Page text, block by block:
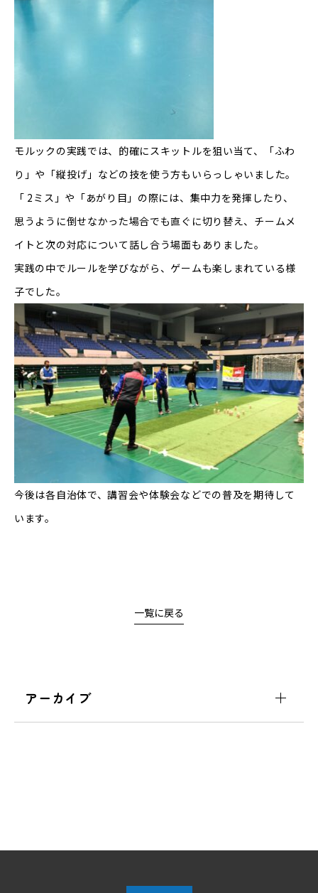
モルックの実践では、的確にスキットルを狙い当て、「ふわ
り」や「縦投げ」などの技を使う方もいらっしゃいました。
「 2ミス」や「あがり目」の際には、集中力を発揮したり、
思うように倒せなかった場合でも直ぐに切り替え、チームメ
イトと次の対応について話し合う場面もありました。
実践の中でルールを学びながら、ゲームも楽しまれている様
子でした。
今後は各自治体で、講習会や体験会などでの普及を期待して
います。
一覧に戻る
アーカイブ